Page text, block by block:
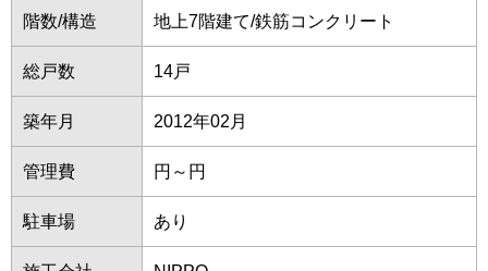
階数/構造 地上7階建て/鉄筋コンクリート
総戸数 14戸
築年月 2012年02月
管理費 円～円
駐車場 あり